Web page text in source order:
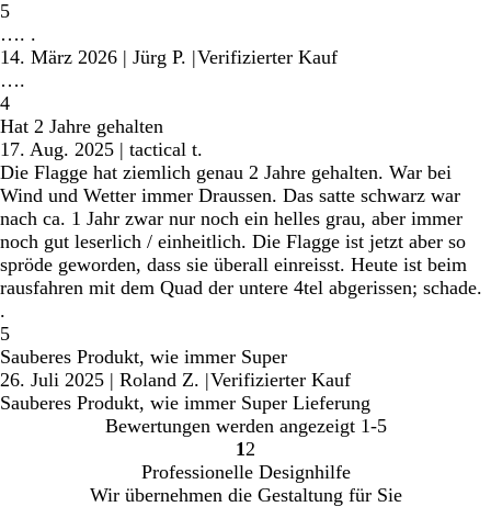
5
…. .
14. März 2026 | Jürg P. |Verifizierter Kauf
….
4
Hat 2 Jahre gehalten
17. Aug. 2025 | tactical t.
Die Flagge hat ziemlich genau 2 Jahre gehalten. War bei
Wind und Wetter immer Draussen. Das satte schwarz war
nach ca. 1 Jahr zwar nur noch ein helles grau, aber immer
noch gut leserlich / einheitlich. Die Flagge ist jetzt aber so
spröde geworden, dass sie überall einreisst. Heute ist beim
rausfahren mit dem Quad der untere 4tel abgerissen; schade.
.
5
Sauberes Produkt, wie immer Super
26. Juli 2025 | Roland Z. |Verifizierter Kauf
Sauberes Produkt, wie immer Super Lieferung
Bewertungen werden angezeigt 1-5
Gehe
zu
Seite
1 Gehe
zu
Seite
2
Professionelle Designhilfe
Wir übernehmen die Gestaltung für Sie